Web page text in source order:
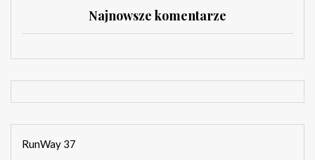
Najnowsze komentarze
RunWay 37